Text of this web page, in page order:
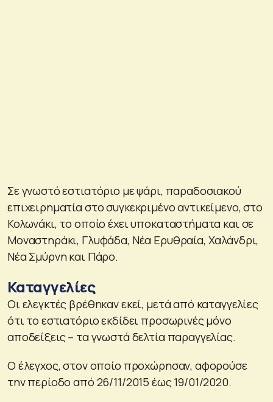
Σε γνωστό εστιατόριο με ψάρι, παραδοσιακού
επιχειρηματία στο συγκεκριμένο αντικείμενο, στο
Κολωνάκι, το οποίο έχει υποκαταστήματα και σε
Μοναστηράκι, Γλυφάδα, Νέα Ερυθραία, Χαλάνδρι,
Νέα Σμύρνη και Πάρο.
Καταγγελίες
Οι ελεγκτές βρέθηκαν εκεί, μετά από καταγγελίες
ότι το εστιατόριο εκδίδει προσωρινές μόνο
αποδείξεις – τα γνωστά δελτία παραγγελίας.
Ο έλεγχος, στον οποίο προχώρησαν, αφορούσε
την περίοδο από 26/11/2015 έως 19/01/2020.